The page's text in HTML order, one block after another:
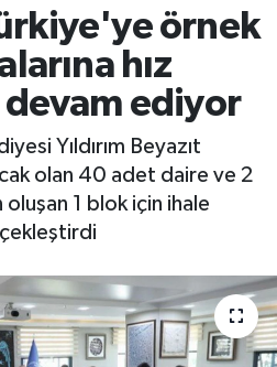
örnek
hız
devam ediyor
Yıldırım Beyazıt
olan 40 adet daire ve 2
1 blok için ihale